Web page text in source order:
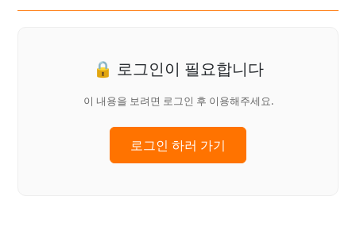
🔒 로그인이 필요합니다
이 내용을 보려면 로그인 후 이용해주세요.
로그인 하러 가기